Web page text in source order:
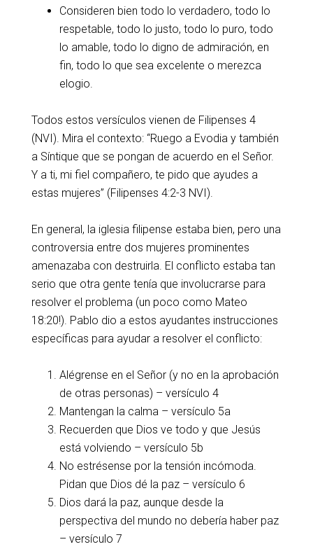
Consideren bien todo lo verdadero, todo lo
respetable, todo lo justo, todo lo puro, todo
lo amable, todo lo digno de admiración, en
fin, todo lo que sea excelente o merezca
elogio.
Todos estos versículos vienen de Filipenses 4
(NVI). Mira el contexto: “Ruego a Evodia y también
a Síntique que se pongan de acuerdo en el Señor.
Y a ti, mi fiel compañero, te pido que ayudes a
estas mujeres” (Filipenses 4:2-3 NVI).
En general, la iglesia filipense estaba bien, pero una
controversia entre dos mujeres prominentes
amenazaba con destruirla. El conflicto estaba tan
serio que otra gente tenía que involucrarse para
resolver el problema (un poco como Mateo
18:20!). Pablo dio a estos ayudantes instrucciones
específicas para ayudar a resolver el conflicto:
Alégrense en el Señor (y no en la aprobación
de otras personas) – versículo 4
Mantengan la calma – versículo 5a
Recuerden que Dios ve todo y que Jesús
está volviendo – versículo 5b
No estrésense por la tensión incómoda.
Pidan que Dios dé la paz – versículo 6
Dios dará la paz, aunque desde la
perspectiva del mundo no debería haber paz
– versículo 7